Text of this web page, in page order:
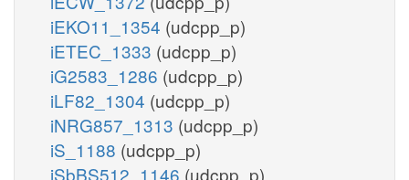
iEKO11_1354 (udcpp_p)
iETEC_1333 (udcpp_p)
iG2583_1286 (udcpp_p)
iLF82_1304 (udcpp_p)
iNRG857_1313 (udcpp_p)
iS_1188 (udcpp_p)
iSbBS512_1146 (udcpp_p)